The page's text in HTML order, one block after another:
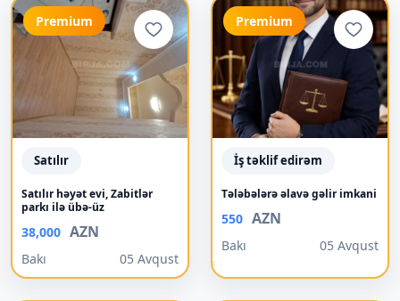
Premium
Satılır
Satılır həyət evi, Zabitlər
parkı ilə übə-üz
38,000 AZN
Bakı 05 Avqust
Premium
İş təklif edirəm
Tələbələrə əlavə gəlir imkani
550 AZN
Bakı 05 Avqust